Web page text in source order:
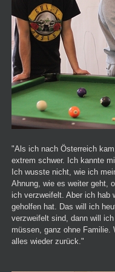
"Als ich nach Österreich
extrem schwer. Ich kannte
Ich wusste nicht, wie ich
Ahnung, wie es weiter geht,
ich verzweifelt. Aber ich hab
geholfen hat. Das will ich
verzweifelt sind, dann will
müssen, ganz ohne Familie.
alles wieder zurück."